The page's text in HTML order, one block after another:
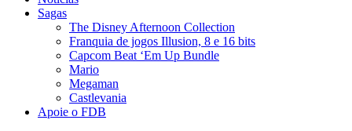
Sagas
The Disney Afternoon Collection
Franquia de jogos Illusion, 8 e 16 bits
Capcom Beat ‘Em Up Bundle
Mario
Megaman
Castlevania
Apoie o FDB